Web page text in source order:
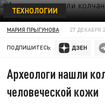
ТЕХНОЛОГИИ
МАРИЯ ПРЫГУНОВА 27 ДЕКАБРЯ
ПОДПИШИТЕСЬ:
Археологи нашли
человеческой кожи